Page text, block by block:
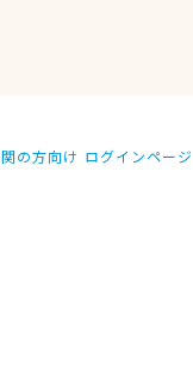
の方向け ログインページ